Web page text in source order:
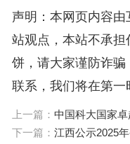
声明：本网页内容
站观点，本站不承
饼，请大家谨防诈骗
联系，我们将在第一
上一篇： 中国科大国家卓
下一篇： 江西公示2025